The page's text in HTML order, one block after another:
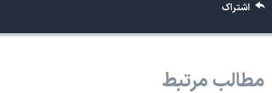
قانون شفافیت دارائی کادر رهبری ایران
اعتراضات مردمی آبان ۹۸
نرگس محمدی برنده جایزه نوبل صلح
اشتراک
مطالب مرتبط